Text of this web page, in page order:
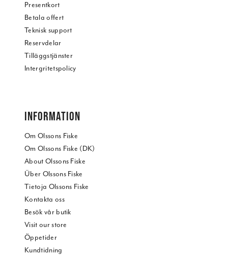
Presentkort
Betala offert
Teknisk support
Reservdelar
Tilläggstjänster
Intergritetspolicy
INFORMATION
Om Olssons Fiske
Om Olssons Fiske (DK)
About Olssons Fiske
Über Olssons Fiske
Tietoja Olssons Fiske
Kontakta oss
Besök vår butik
Visit our store
Öppetider
Kundtidning